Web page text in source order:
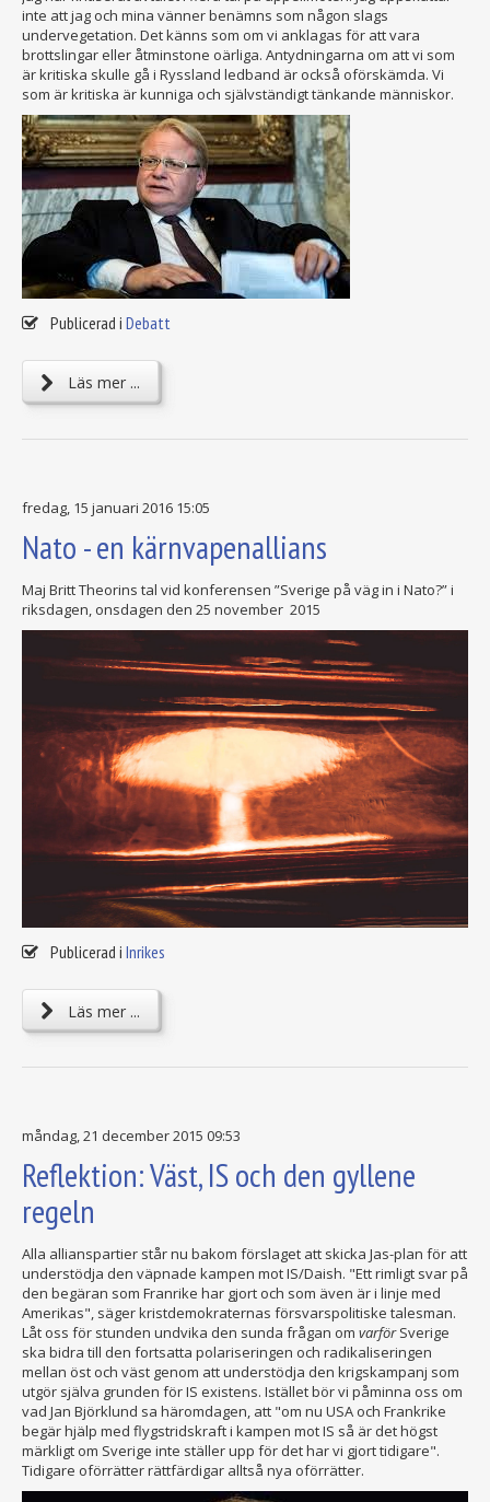
inte att jag och mina vänner benämns som någon slags
undervegetation. Det känns som om vi anklagas för att vara
brottslingar eller åtminstone oärliga. Antydningarna om att vi som
är kritiska skulle gå i Ryssland ledband är också oförskämda. Vi
som är kritiska är kunniga och självständigt tänkande människor.
Publicerad i Debatt
Läs mer ...
fredag, 15 januari 2016 15:05
Nato - en kärnvapenallians
Maj Britt Theorins tal vid konferensen ”Sverige på väg in i Nato?” i
riksdagen, onsdagen den 25 november 2015
Publicerad i Inrikes
Läs mer ...
måndag, 21 december 2015 09:53
Reflektion: Väst, IS och den gyllene
regeln
Alla allianspartier står nu bakom förslaget att skicka Jas-plan för att
understödja den väpnade kampen mot IS/Daish. "Ett rimligt svar på
den begäran som Franrike har gjort och som även är i linje med
Amerikas", säger kristdemokraternas försvarspolitiske talesman.
Låt oss för stunden undvika den sunda frågan om varförSverige
ska bidra till den fortsatta polariseringen och radikaliseringen
mellan öst och väst genom att understödja den krigskampanj som
utgör själva grunden för IS existens. Istället bör vi påminna oss om
vad Jan Björklund sa häromdagen, att "om nu USA och Frankrike
begär hjälp med flygstridskraft i kampen mot IS så är det högst
märkligt om Sverige inte ställer upp för det har vi gjort tidigare".
Tidigare oförrätter rättfärdigar alltså nya oförrätter.